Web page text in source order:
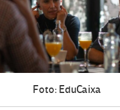
Foto: EduCaixa